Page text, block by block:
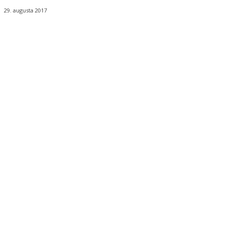
29. augusta 2017